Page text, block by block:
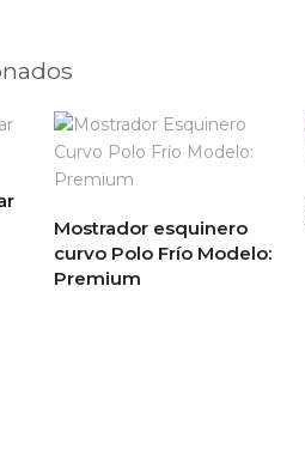
Mostrador esquinero
curvo Polo Frío Modelo:
Premium